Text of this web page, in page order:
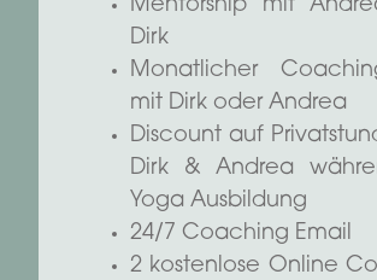
Mentorship mit
Dirk
Monatlicher
mit Dirk oder Andrea
Discount auf
Dirk & Andrea
Yoga Ausbildung
24/7 Coaching Email
2 kostenlose Online